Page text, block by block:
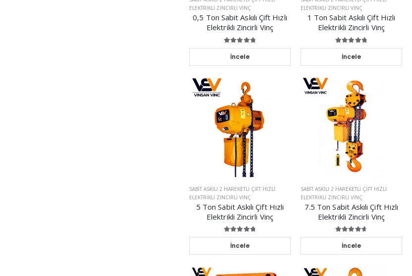
ELEKTRIKLI ZINCIRLI VINÇ
0,5 Ton Sabit Askılı Çift Hızlı
Elektrikli Zincirli Vinç
İncele
ELEKTRIKLI ZINCIRLI VINÇ
1 Ton Sabit Askılı Çift Hızlı
Elektrikli Zincirli Vinç
İncele
SABIT ASKILI 2 HAREKETLI ÇIFT HIZLI
ELEKTRIKLI ZINCIRLI VINÇ
5 Ton Sabit Askılı Çift Hızlı
Elektrikli Zincirli Vinç
İncele
SABIT ASKILI 2 HAREKETLI ÇIFT HIZLI
ELEKTRIKLI ZINCIRLI VINÇ
7.5 Ton Sabit Askılı Çift Hızlı
Elektrikli Zincirli Vinç
İncele